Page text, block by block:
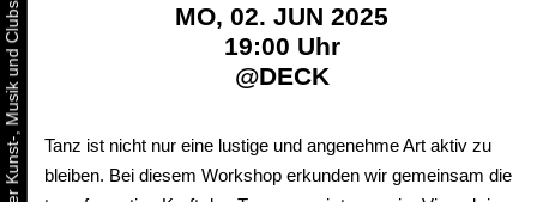
MO, 02. JUN 2025
19:00 Uhr
@DECK
Tanz ist nicht nur eine lustige und angenehme Art aktiv zu
bleiben. Bei diesem Workshop erkunden wir gemeinsam die